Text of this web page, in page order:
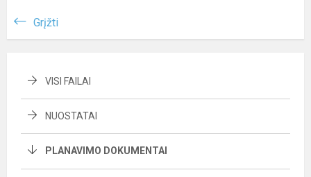
Grįžti
VISI FAILAI
NUOSTATAI
PLANAVIMO DOKUMENTAI